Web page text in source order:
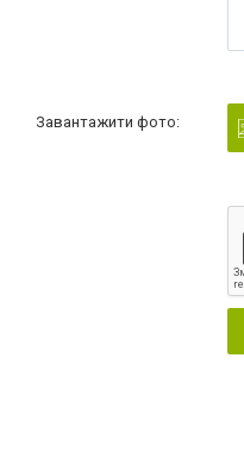
Завантажити фото: